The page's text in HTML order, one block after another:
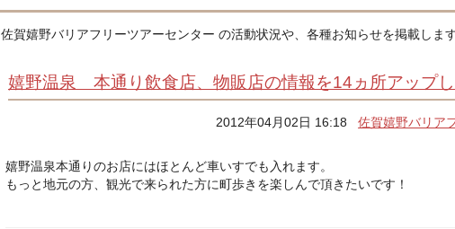
佐賀嬉野バリアフリーツアーセンター の活動状況や、各種お知らせを掲載します
嬉野温泉 本通り飲食店、物販店の情報を14ヵ所アップし
2012年04月02日 16:18佐賀嬉野バリア
嬉野温泉本通りのお店にはほとんど車いすでも入れます。
もっと地元の方、観光で来られた方に町歩きを楽しんで頂きたいです！